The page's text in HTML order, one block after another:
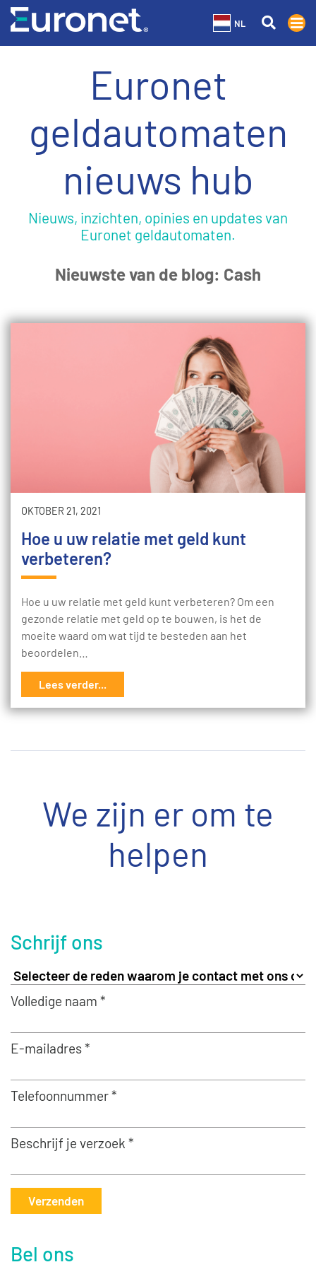
NL
Euronet
geldautomaten
nieuws hub
Nieuws, inzichten, opinies en updates van
Euronet geldautomaten.
Nieuwste van de blog: Cash
OKTOBER 21, 2021
Hoe u uw relatie met geld kunt
verbeteren?
Hoe u uw relatie met geld kunt verbeteren? Om een ​​
gezonde relatie met geld op te bouwen, is het de
moeite waard om wat tijd te besteden aan het
beoordelen…
Lees verder...
We zijn er om te
helpen
Schrijf ons
Volledige naam *
E-mailadres *
Telefoonnummer *
Beschrijf je verzoek *
Verzenden
Bel ons